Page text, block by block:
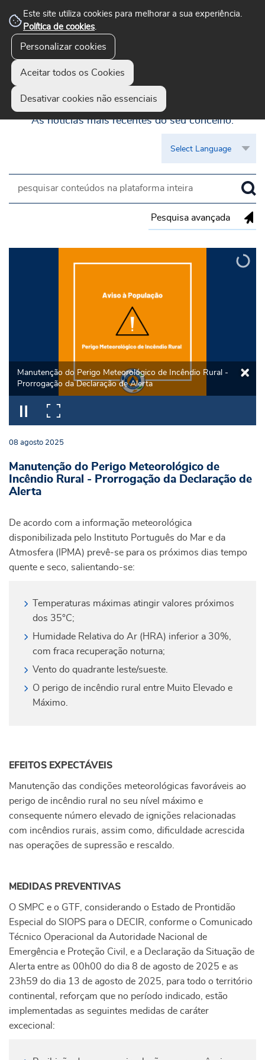
Este site utiliza cookies para melhorar a sua experiência.
Política de cookies.
Personalizar cookies
Aceitar todos os Cookies
Desativar cookies não essenciais
Pesquisa avançada
Guimarães Visível
As notícias mais recentes do seu concelho.
Manutenção do Perigo Meteorológico de Incêndio Rural -
Prorrogação da Declaração de Alerta
08 agosto 2025
Manutenção do Perigo Meteorológico de
Incêndio Rural - Prorrogação da Declaração de
Alerta
De acordo com a informação meteorológica
disponibilizada pelo Instituto Português do Mar e da
Atmosfera (IPMA) prevê-se para os próximos dias tempo
quente e seco, salientando-se:
Temperaturas máximas atingir valores próximos
dos 35°C;
Humidade Relativa do Ar (HRA) inferior a 30%,
com fraca recuperação noturna;
Vento do quadrante leste/sueste.
O perigo de incêndio rural entre Muito Elevado e
Máximo.
EFEITOS EXPECTÁVEIS
Manutenção das condições meteorológicas favoráveis ao
perigo de incêndio rural no seu nível máximo e
consequente número elevado de ignições relacionadas
com incêndios rurais, assim como, dificuldade acrescida
nas operações de supressão e rescaldo.
MEDIDAS PREVENTIVAS
O SMPC e o GTF, considerando o Estado de Prontidão
Especial do SIOPS para o DECIR, conforme o Comunicado
Técnico Operacional da Autoridade Nacional de
Emergência e Proteção Civil, e a Declaração da Situação de
Alerta entre as 00h00 do dia 8 de agosto de 2025 e as
23h59 do dia 13 de agosto de 2025, para todo o território
continental, reforçam que no período indicado, estão
implementadas as seguintes medidas de caráter
excecional: